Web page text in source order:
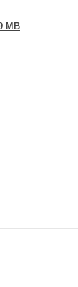
MB